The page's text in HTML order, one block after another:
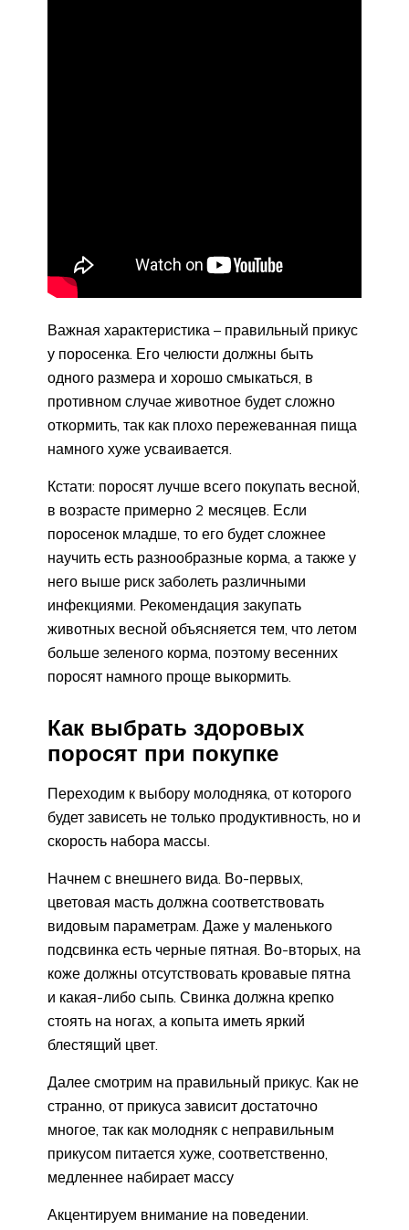
Важная характеристика – правильный прикус
у поросенка. Его челюсти должны быть
одного размера и хорошо смыкаться, в
противном случае животное будет сложно
откормить, так как плохо пережеванная пища
намного хуже усваивается.
Кстати: поросят лучше всего покупать весной,
в возрасте примерно 2 месяцев. Если
поросенок младше, то его будет сложнее
научить есть разнообразные корма, а также у
него выше риск заболеть различными
инфекциями. Рекомендация закупать
животных весной объясняется тем, что летом
больше зеленого корма, поэтому весенних
поросят намного проще выкормить.
Как выбрать здоровых
поросят при покупке
Переходим к выбору молодняка, от которого
будет зависеть не только продуктивность, но и
скорость набора массы.
Начнем с внешнего вида. Во-первых,
цветовая масть должна соответствовать
видовым параметрам. Даже у маленького
подсвинка есть черные пятная. Во-вторых, на
коже должны отсутствовать кровавые пятна
и какая-либо сыпь. Свинка должна крепко
стоять на ногах, а копыта иметь яркий
блестящий цвет.
Далее смотрим на правильный прикус. Как не
странно, от прикуса зависит достаточно
многое, так как молодняк с неправильным
прикусом питается хуже, соответственно,
медленнее набирает массу
Акцентируем внимание на поведении.